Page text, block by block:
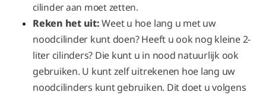
cilinder aan moet zetten.
Reken het uit:Weet u hoe lang u met uw
noodcilinder kunt doen? Heeft u ook nog kleine 2-
liter cilinders? Die kunt u in nood natuurlijk ook
gebruiken. U kunt zelf uitrekenen hoe lang uw
noodcilinders kunt gebruiken. Dit doet u volgens